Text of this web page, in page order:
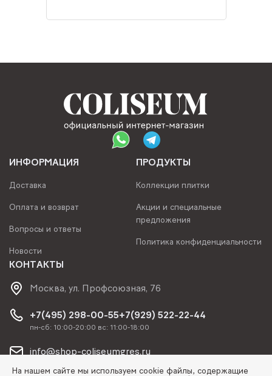
ИНФОРМАЦИЯ
Доставка
Оплата и возврат
Вопросы и ответы
Новости
ПРОДУКТЫ
Коллекции плитки
Акции и специальные
предложения
Политика конфиденциальности
КОНТАКТЫ
Москва, ул. Профсоюзная, 76
+7(495) 298-00-55+7(929) 522-22-44
пн-сб: 10:00-20:00 вс: 11:00-18:00
info@shop-coliseumgres.ru
На нашем сайте мы используем cookie файлы, содержащие